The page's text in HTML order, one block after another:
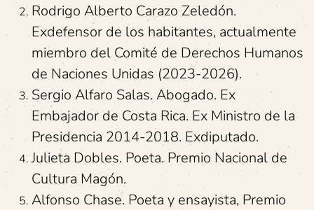
Rodrigo Alberto Carazo Zeledón.
Exdefensor de los habitantes, actualmente
miembro del Comité de Derechos Humanos
de Naciones Unidas (2023-2026).
Sergio Alfaro Salas. Abogado. Ex
Embajador de Costa Rica. Ex Ministro de la
Presidencia 2014-2018. Exdiputado.
Julieta Dobles. Poeta. Premio Nacional de
Cultura Magón.
Alfonso Chase. Poeta y ensayista, Premio